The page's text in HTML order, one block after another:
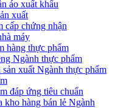
áo xuất khẩu
xuất
cấp chứng nhận
máy
hàng thực phẩm
Ngành thực phẩm
xuất Ngành thực phẩm
đáp ứng tiêu chuẩn
hàng bán lẻ Ngành